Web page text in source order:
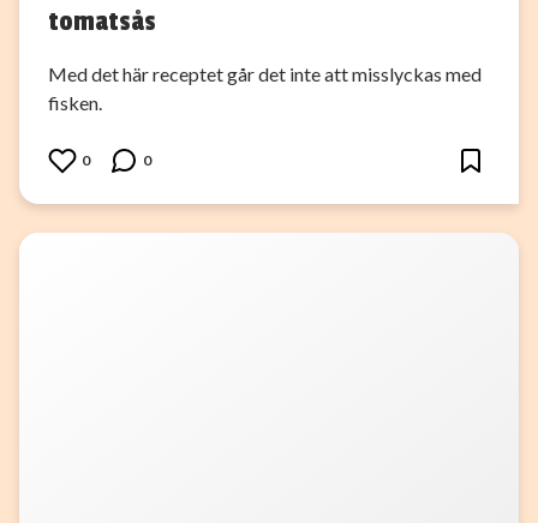
tomatsås
Med det här receptet går det inte att misslyckas med
fisken.
0 0